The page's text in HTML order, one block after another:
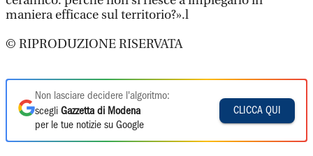
maniera efficace sul territorio?».l
© RIPRODUZIONE RISERVATA
Non lasciare decidere l'algoritmo:
scegli Gazzetta di Modena
per le tue notizie su Google
CLICCA QUI